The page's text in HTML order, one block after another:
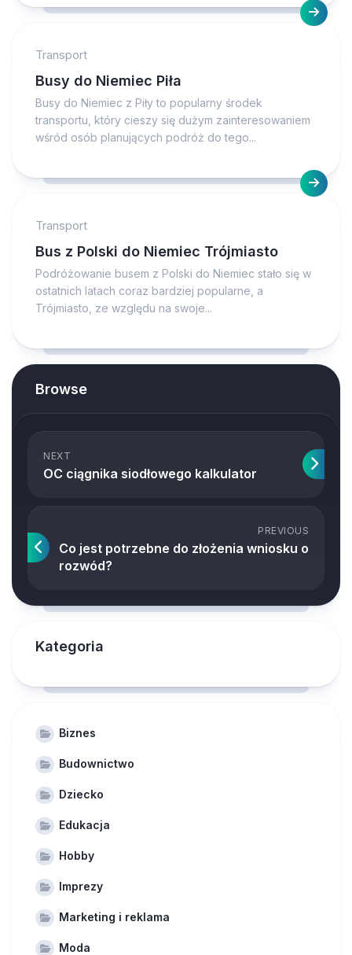
Transport
Busy do Niemiec Piła
Busy do Niemiec z Piły to popularny środek
transportu, który cieszy się dużym zainteresowaniem
wśród osób planujących podróż do tego...
Transport
Bus z Polski do Niemiec Trójmiasto
Podróżowanie busem z Polski do Niemiec stało się w
ostatnich latach coraz bardziej popularne, a
Trójmiasto, ze względu na swoje...
Browse
NEXT
OC ciągnika siodłowego kalkulator
PREVIOUS
Co jest potrzebne do złożenia wniosku o
rozwód?
Kategoria
Biznes
Budownictwo
Dziecko
Edukacja
Hobby
Imprezy
Marketing i reklama
Moda